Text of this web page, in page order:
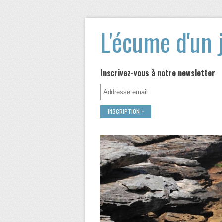
L'écume
Inscrivez-vous à notre newsletter